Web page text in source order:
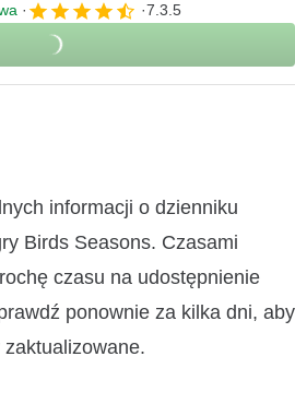
7.3.5
informacji o dzienniku
Birds Seasons. Czasami
czasu na udostępnienie
ponownie za kilka dni, aby
zaktualizowane.